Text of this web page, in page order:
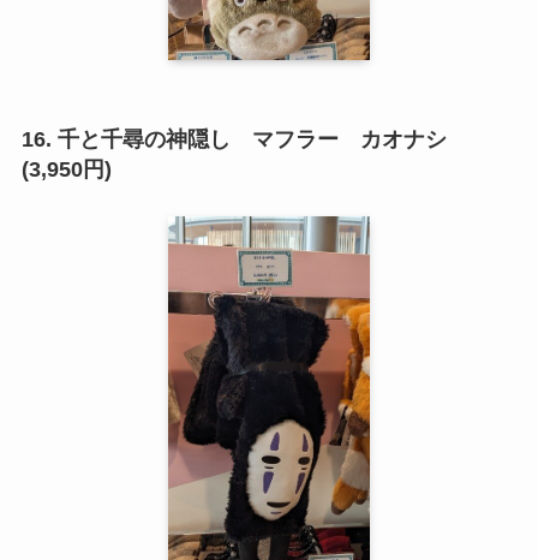
16. 千と千尋の神隠し マフラー カオナシ
(3,950円)